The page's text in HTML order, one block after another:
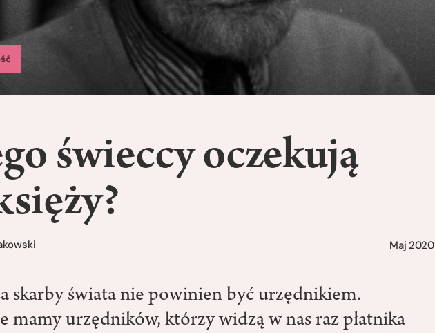
świeccy oczekują
Maj 2020
skarby świata nie powinien być urzędnikiem.
mamy urzędników, którzy widzą w nas raz płatnika